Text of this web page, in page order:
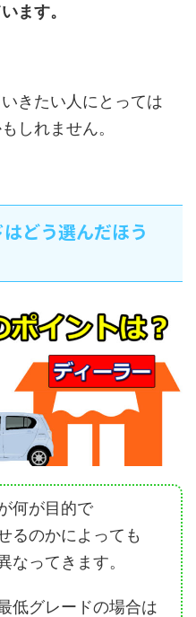
ます。
きたい人にとっては
しれません。
どう選んだほう
何が目的で
るのかによっても
なってきます。
低グレードの場合は